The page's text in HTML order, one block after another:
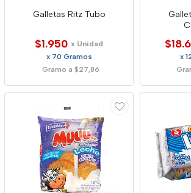
Galletas Ritz Tubo
$1.950 x Unidad
x 70 Gramos
Gramo a $27,86
x